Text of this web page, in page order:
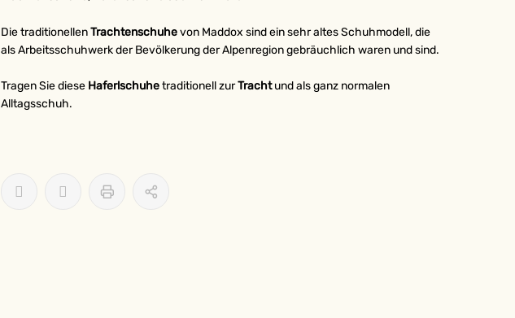
Die traditionellenTrachtenschuhevon Maddox sind ein sehr altes Schuhmodell, die
als Arbeitsschuhwerk der Bevölkerung der Alpenregion gebräuchlich waren und sind.
Tragen Sie diese Haferlschuhetraditionell zurTrachtund als ganz normalen
Alltagsschuh.